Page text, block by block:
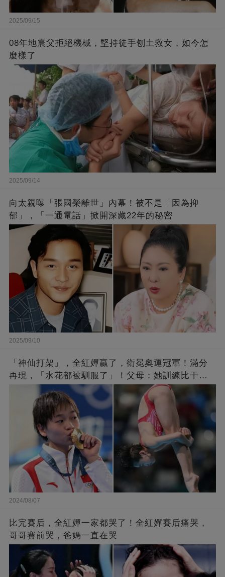
2025/09/15
08年地震父拒絕機械，堅持徒手刨土救女，如今怎
麼樣了
2025/09/14
向太親曝「張國榮離世」內幕！被不是「因為抑
郁」，「一通電話」掀開深藏22年的秘密
2025/09/10
「神仙打架」，全紅嬋贏了，衛冕奧運冠軍！滿分
再現，「水花都被馴服了」！父母：她訓練比干農
活累百倍！陳芋汐惜敗，獲得銀牌
2024/08/07
比完賽后，全紅嬋一家都哭了！全紅嬋賽后痛哭，
哥哥賽前哭，爸媽一直在哭